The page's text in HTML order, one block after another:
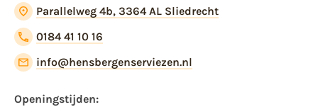
Parallelweg 4b, 3364 AL Sliedrecht
0184 41 10 16
info@hensbergenserviezen.nl
Openingstijden:​